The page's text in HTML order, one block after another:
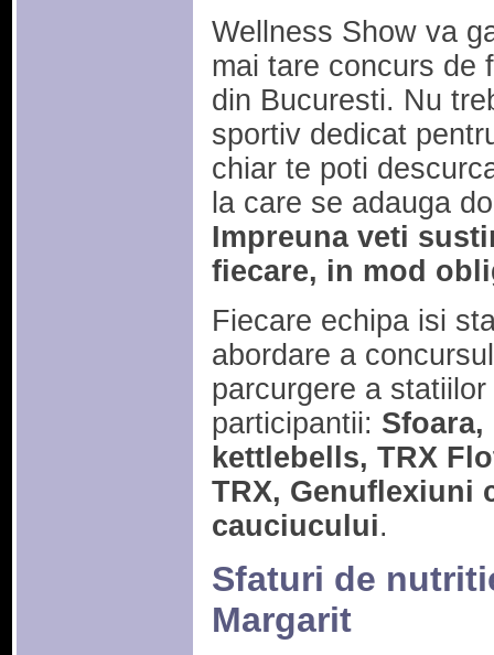
Wellness Show va
mai tare concurs de
din Bucuresti. Nu
sportiv dedicat
chiar te poti
la care se adauga
Impreuna veti
fiecare, in mod
Fiecare echipa isi
abordare a
parcurgere a
participantii:
kettlebells, TRX
TRX, Genuflexiuni
cauciucului.
Sfaturi de
Margarit